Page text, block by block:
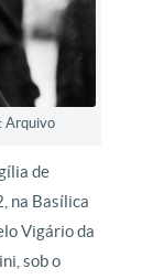
Arquivo
de
na Basílica
Vigário da
sob o